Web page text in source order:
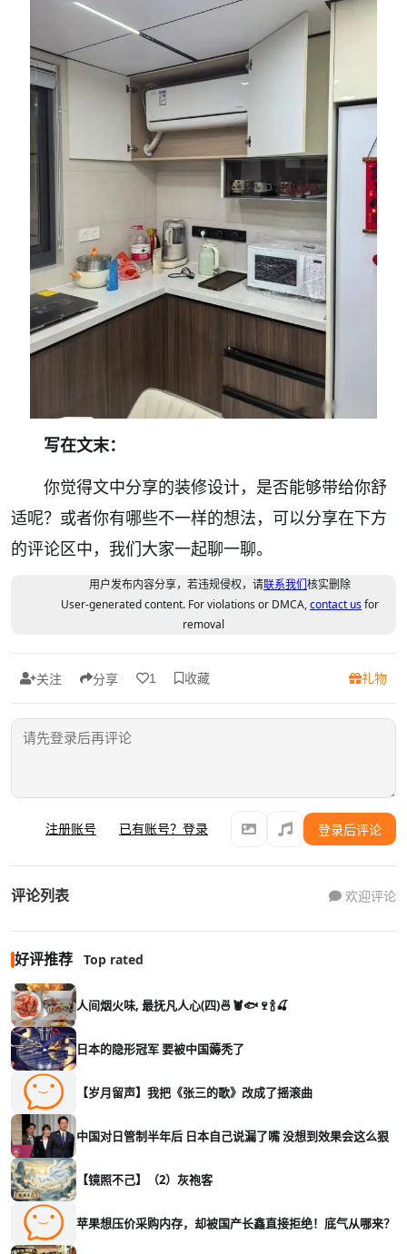
写在文末：
你觉得文中分享的装修设计，是否能够带给你舒
适呢？或者你有哪些不一样的想法，可以分享在下方
的评论区中，我们大家一起聊一聊。
用户发布内容分享，若违规侵权，请联系我们核实删除
User-generated content. For violations or DMCA,contact usfor
removal
关注 分享 1 收藏 礼物
注册账号 已有账号？登录 登录后评论
评论列表 欢迎评论
好评推荐 Top rated
人间烟火味, 最抚凡人心(四)🍜🦞🐟🍷🍾🍒
日本的隐形冠军 要被中国薅秃了
【岁月留声】我把《张三的歌》改成了摇滚曲
中国对日管制半年后 日本自己说漏了嘴 没想到效果会这么狠
【镜照不己】（2）灰袍客
苹果想压价采购内存，却被国产长鑫直接拒绝！底气从哪来？